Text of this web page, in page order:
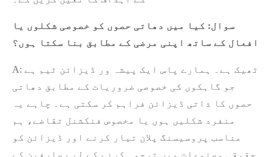
سوال: کیا میں دھاتی حصوں کو خصوصی شکلوں یا
افعال کے ساتھ اپنی مرضی کے مطابق بنا سکتا ہوں؟
A: ٹھیک ہے۔ ہمارے پاس ایک پیشہ ور ڈیزائن ٹیم ہے
جو گاہکوں کی خصوصی ضروریات کے مطابق دھاتی
حصوں کا ذاتی ڈیزائن فراہم کر سکتی ہے۔ چاہے یہ
منفرد شکلیں ہوں یا مخصوص فنکشنل تقاضے، ہم
مناسب پروسیسنگ پلان تیار کرنے اور ڈیزائن کو
حقیقی مصنوعات میں ترجمہ کرنے کے لیے صارفین کے